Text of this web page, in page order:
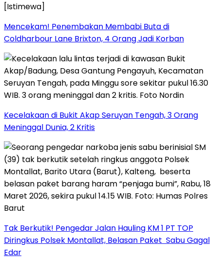
Mencekam! Penembakan Membabi Buta di
Coldharbour Lane Brixton, 4 Orang Jadi Korban
Kecelakaan di Bukit Akap Seruyan Tengah, 3 Orang
Meninggal Dunia, 2 Kritis
Tak Berkutik! Pengedar Jalan Hauling KM 1 PT TOP
Diringkus Polsek Montallat, Belasan Paket Sabu Gagal
Edar